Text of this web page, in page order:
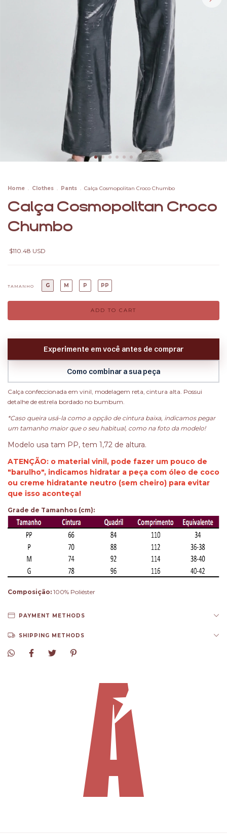
Home . Clothes . Pants . Calça Cosmopolitan Croco Chumbo
Calça Cosmopolitan Croco
Chumbo
$110.48 USD
TAMANHO G M P PP
Experimente em você antes de comprar
Como combinar a sua peça
Calça confeccionada em vinil, modelagem reta, cintura alta. Possui
detalhe de estrela bordado no bumbum.
*Caso queira usá-la como a opção de cintura baixa, indicamos pegar
um tamanho maior que o seu habitual, como na foto da modelo!
Modelo usa tam PP, tem 1,72 de altura.
ATENÇÃO: o material vinil, pode fazer um pouco de
"barulho", indicamos hidratar a peça com óleo de coco
ou creme hidratante neutro (sem cheiro) para evitar
que isso aconteça!
Grade de Tamanhos (cm):
Composição: 100% Poliéster
PAYMENT METHODS
SHIPPING METHODS